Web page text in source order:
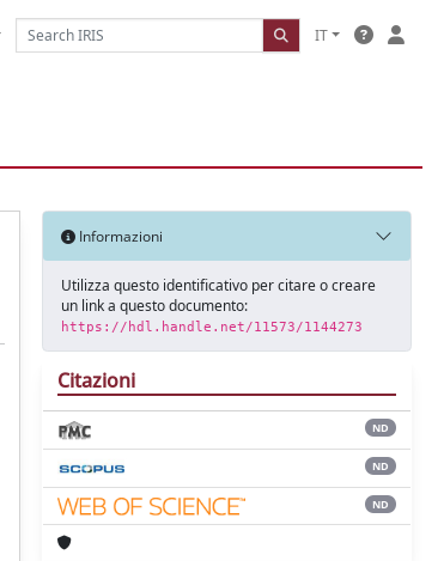
IT
Informazioni
Utilizza questo identificativo per citare o creare
un link a questo documento:
https://hdl.handle.net/11573/1144273
Citazioni
ND
ND
ND